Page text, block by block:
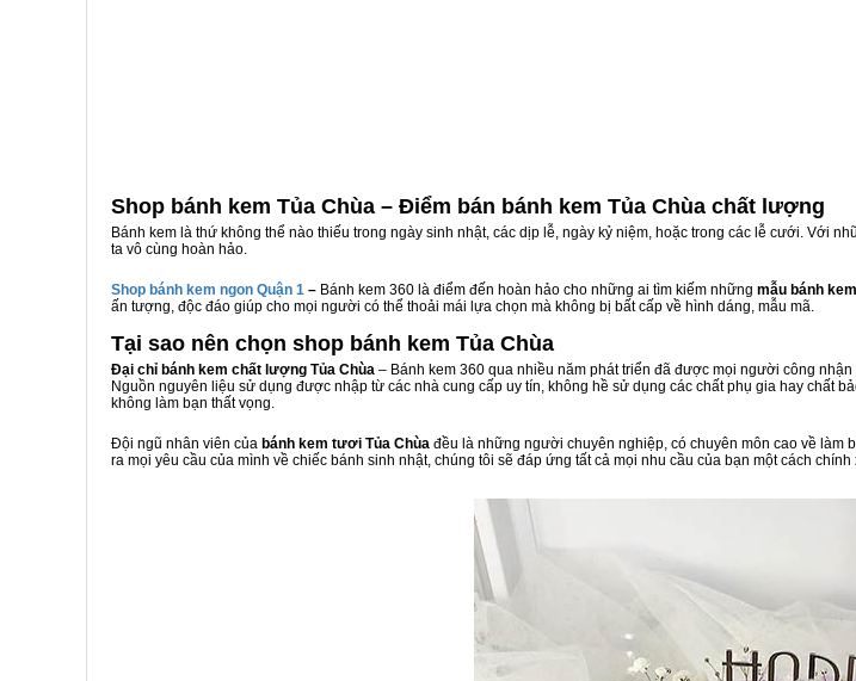
Shop bánh kem Tủa Chùa – Điểm bán bánh kem Tủa Chùa chất lượng
Bánh kem là thứ không thể nào thiếu trong ngày sinh nhật, các dịp lễ, ngày kỷ niệm, hoặc trong các lễ cưới. Với
ta vô cùng hoàn hảo.
Shop bánh kem ngon Quận 1 – Bánh kem 360 là điểm đến hoàn hảo cho những ai tìm kiếm những mẫu bánh
ấn tượng, độc đáo giúp cho mọi người có thể thoải mái lựa chọn mà không bị bất cấp về hình dáng, mẫu mã.
Tại sao nên chọn shop bánh kem Tủa Chùa
Đại chỉ bánh kem chất lượng Tủa Chùa – Bánh kem 360 qua nhiều năm phát triển đã được mọi người công
Nguồn nguyên liệu sử dụng được nhập từ các nhà cung cấp uy tín, không hề sử dụng các chất phụ gia hay chất
không làm bạn thất vọng.
Đội ngũ nhân viên của bánh kem tươi Tủa Chùa đều là những người chuyên nghiệp, có chuyên môn cao về làm
ra mọi yêu cầu của mình về chiếc bánh sinh nhật, chúng tôi sẽ đáp ứng tất cả mọi nhu cầu của bạn một cách